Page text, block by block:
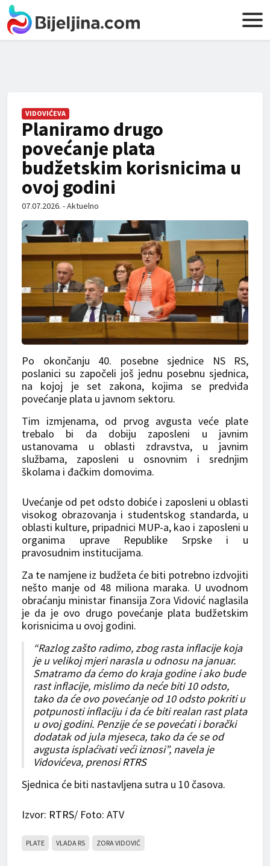
VIDOVIĆEVA
Planiramo drugo
povećanje plata
budžetskim korisnicima u
ovoj godini
07.07.2026. - Aktuelno
Po okončanju 40. posebne sjednice NS RS,
poslanici su započeli još jednu posebnu sjednica,
na kojoj je set zakona, kojima se predviđa
povećanje plata u javnom sektoru.
Tim izmjenama, od prvog avgusta veće plate
trebalo bi da dobiju zaposleni u javnim
ustanovama u oblasti zdravstva, u javnim
službama, zaposleni u osnovnim i srednjim
školama i đačkim domovima.
Uvećanje od pet odsto dobiće i zaposleni u oblasti
visokog obrazovanja i studentskog standarda, u
oblasti kulture, pripadnici MUP-a, kao i zaposleni u
organima uprave Republike Srpske i u
pravosudnim institucijama.
Za te namjene iz budžeta će biti potrebno izdvojiti
nešto manje od 48 miliona maraka. U uvodnom
obraćanju ministar finansija Zora Vidović naglasila
je da je ovo drugo povećanje plata budžetskim
korisnicima u ovoj godini.
“Razlog zašto radimo, zbog rasta inflacije koja
je u velikoj mjeri narasla u odnosu na januar.
Smatramo da ćemo do kraja godine i ako bude
rast inflacije, mislimo da neće biti 10 odsto,
tako da će ovo povećanje od 10 odsto pokriti u
potpunosti inflaciju i da će biti realan rast plata
u ovoj godini. Penzije će se povećati i borački
dodatak od jula mjeseca, tako da će se od
avgusta isplaćivati veći iznosi”, navela je
Vidovićeva, prenosiRTRS
Sjednica će biti nastavljena sutra u 10 časova.
Izvor: RTRS/ Foto: ATV
PLATE VLADA RS ZORA VIDOVIĆ